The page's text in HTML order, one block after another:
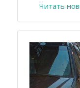
Читать